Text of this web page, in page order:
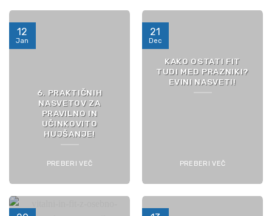
6. PRAKTIČNIH
NASVETOV ZA
PRAVILNO IN
UČINKOVITO
HUJŠANJE!
PREBERI VEČ
12
Jan
KAKO OSTATI FIT
TUDI MED PRAZNIKI?
EVINI NASVETI!
PREBERI VEČ
21
Dec